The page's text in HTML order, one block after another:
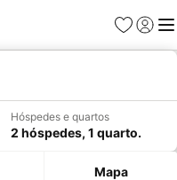
Favoritos
Iniciar
Hóspedes e quartos
2 hóspedes, 1 quarto.
Mapa